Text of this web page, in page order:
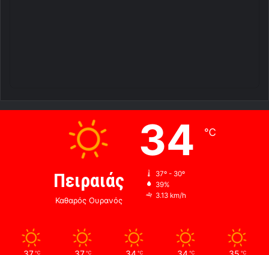
Πειραιάς
Καθαρός Ουρανός
34 ℃
37º - 30º
39%
3.13 km/h
℃ ℃ ℃ ℃ ℃